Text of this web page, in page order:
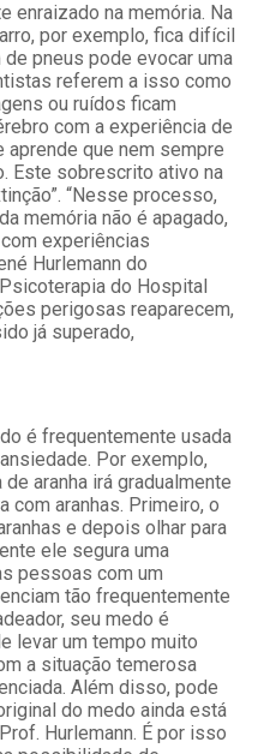
enraizado na memória. Na
por exemplo, fica difícil
pneus pode evocar uma
referem a isso como
ou ruídos ficam
com a experiência de
que nem sempre
Este sobrescrito ativo na
“Nesse processo,
memória não é apagado,
experiências
Hurlemann do
do Hospital
perigosas reaparecem,
já superado,
é frequentemente usada
Por exemplo,
aranha irá gradualmente
com aranhas. Primeiro, o
e depois olhar para
ele segura uma
pessoas com um
tão frequentemente
seu medo é
levar um tempo muito
a situação temerosa
Além disso, pode
do medo ainda está
Hurlemann. É por isso